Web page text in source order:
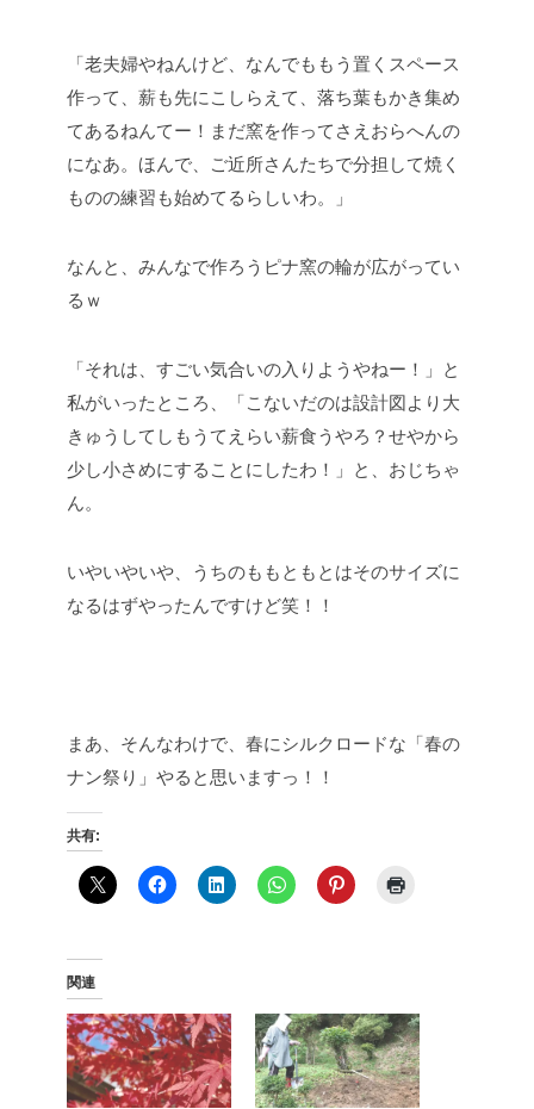
「老夫婦やねんけど、なんでももう置くスペース
作って、薪も先にこしらえて、落ち葉もかき集め
てあるねんてー！まだ窯を作ってさえおらへんの
になあ。ほんで、ご近所さんたちで分担して焼く
ものの練習も始めてるらしいわ。」
なんと、みんなで作ろうピナ窯の輪が広がってい
るｗ
「それは、すごい気合いの入りようやねー！」と
私がいったところ、「こないだのは設計図より大
きゅうしてしもうてえらい薪食うやろ？せやから
少し小さめにすることにしたわ！」と、おじちゃ
ん。
いやいやいや、うちのももともとはそのサイズに
なるはずやったんですけど笑！！
まあ、そんなわけで、春にシルクロードな「春の
ナン祭り」やると思いますっ！！
共有:
関連